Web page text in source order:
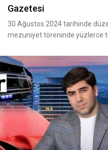
Gazetesi
30 Ağustos 2024 tarihinde
mezuniyet töreninde yüzlerce